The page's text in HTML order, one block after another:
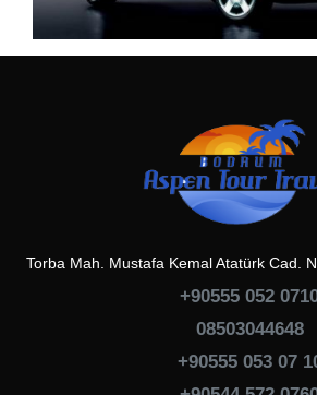
Torba Mah. Mustafa Kemal Atatürk Cad.
+90555 052
08503044648
+90555 053 07